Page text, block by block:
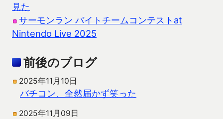
見た
サーモンラン バイトチームコンテストat
Nintendo Live 2025
前後のブログ
2025年11月10日
バチコン、全然届かず笑った
2025年11月09日